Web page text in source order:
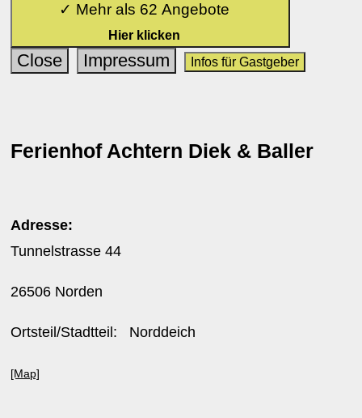
✓ Mehr als 62 Angebote
Hier klicken
Close Impressum Infos für Gastgeber
Ferienhof Achtern Diek & Baller
Adresse:
Tunnelstrasse 44
26506 Norden
Ortsteil/Stadtteil: Norddeich
[Map]